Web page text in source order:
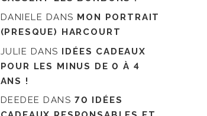
DANIELE DANS MON PORTRAIT
(PRESQUE) HARCOURT
JULIE DANS IDÉES CADEAUX
POUR LES MINUS DE 0 À 4
ANS !
DEEDEE DANS 70 IDÉES